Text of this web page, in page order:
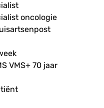
oncologie
VMS+ 70 jaar